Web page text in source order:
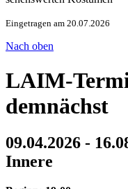
Eingetragen am 20.07.2026
Nach oben
LAIM-
demnächst
09.04.2026 -
Innere